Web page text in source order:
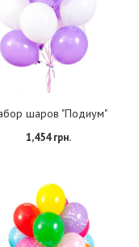
шаров "Подиум"
1,454 грн.